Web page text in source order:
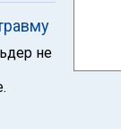
не